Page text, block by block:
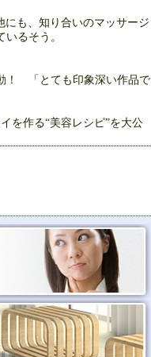
にも、知り合いのマッサージ
いるそう。
！ 「とても印象深い作品で
を作る“美容レシピ”を大公